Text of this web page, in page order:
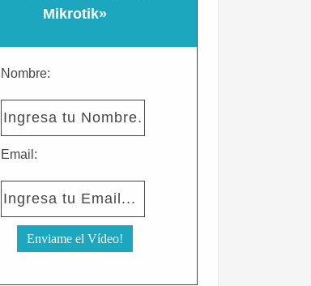
Mikrotik»
Nombre:
Email: